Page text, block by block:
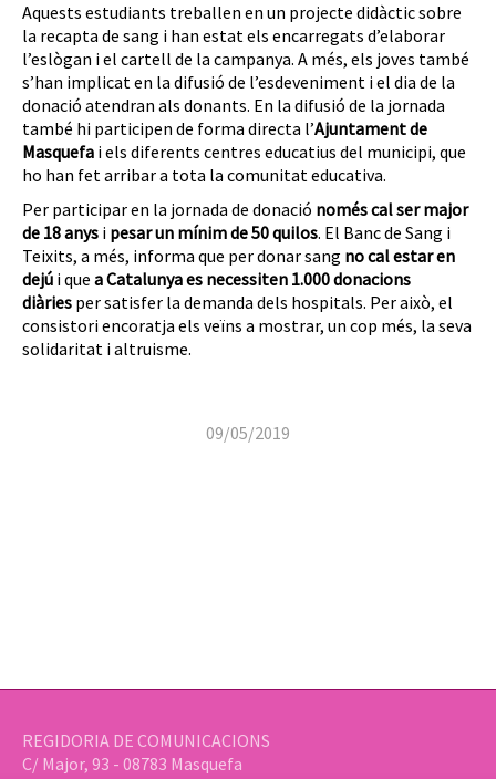
Aquests estudiants treballen en un projecte didàctic sobre
la recapta de sang i han estat els encarregats d’elaborar
l’eslògan i el cartell de la campanya. A més, els joves també
s’han implicat en la difusió de l’esdeveniment i el dia de la
donació atendran als donants. En la difusió de la jornada
també hi participen de forma directa l’Ajuntament de
Masquefa i els diferents centres educatius del municipi, que
ho han fet arribar a tota la comunitat educativa.
Per participar en la jornada de donació només cal ser major
de 18 anys i pesar un mínim de 50 quilos. El Banc de Sang i
Teixits, a més, informa que per donar sang no cal estar en
dejú i que a Catalunya es necessiten 1.000 donacions
diàries per satisfer la demanda dels hospitals. Per això, el
consistori encoratja els veïns a mostrar, un cop més, la seva
solidaritat i altruisme.
09/05/2019
REGIDORIA DE COMUNICACIONS
C/ Major, 93 - 08783 Masquefa